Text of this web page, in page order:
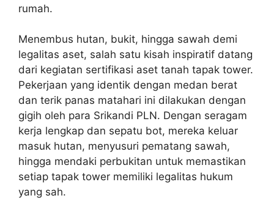
rumah.
Menembus hutan, bukit, hingga sawah demi
legalitas aset, salah satu kisah inspiratif datang
dari kegiatan sertifikasi aset tanah tapak tower.
Pekerjaan yang identik dengan medan berat
dan terik panas matahari ini dilakukan dengan
gigih oleh para Srikandi PLN. Dengan seragam
kerja lengkap dan sepatu bot, mereka keluar
masuk hutan, menyusuri pematang sawah,
hingga mendaki perbukitan untuk memastikan
setiap tapak tower memiliki legalitas hukum
yang sah.